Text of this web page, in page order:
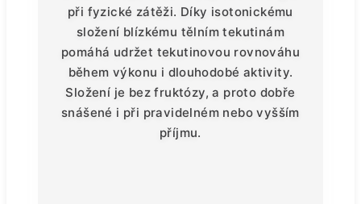
při fyzické zátěži. Díky isotonickému
složení blízkému tělním tekutinám
pomáhá udržet tekutinovou rovnováhu
během výkonu i dlouhodobé aktivity.
Složení je bez fruktózy, a proto dobře
snášené i při pravidelném nebo vyšším
příjmu.